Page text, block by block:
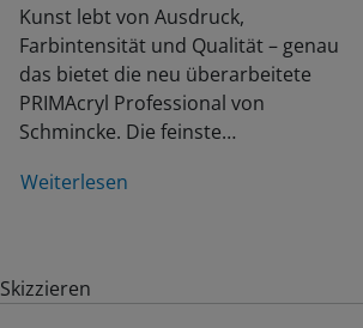
Kunst lebt von Ausdruck,
Farbintensität und Qualität – genau
das bietet die neu überarbeitete
PRIMAcryl Professional von
Schmincke. Die feinste…
Weiterlesen